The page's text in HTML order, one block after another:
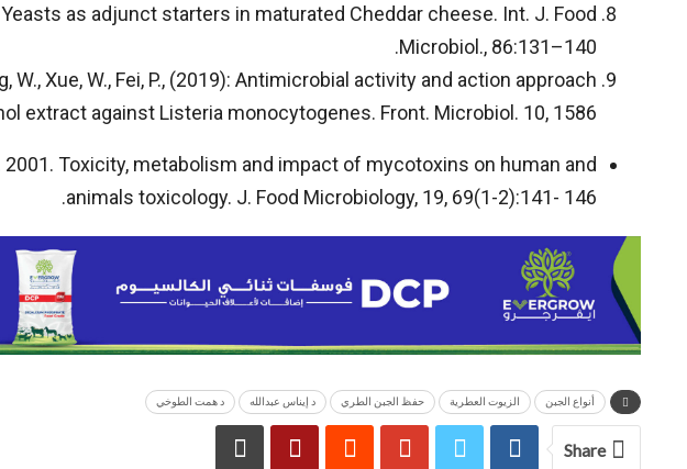
Yeasts as adjunct starters in maturated Cheddar cheese. Int. J. Food
Microbiol., 86:131–140.
W., Xue, W., Fei, P., (2019): Antimicrobial activity and action approach
extract against Listeria monocytogenes. Front. Microbiol. 10, 1586.
2001. Toxicity, metabolism and impact of mycotoxins on human and
animals toxicology. J. Food Microbiology, 19, 69(1-2):141- 146.
أنواع الجبن الزيوت العطرية حفظ الجبن الطري د إيناس عبدالله د همت الطوخي
Share